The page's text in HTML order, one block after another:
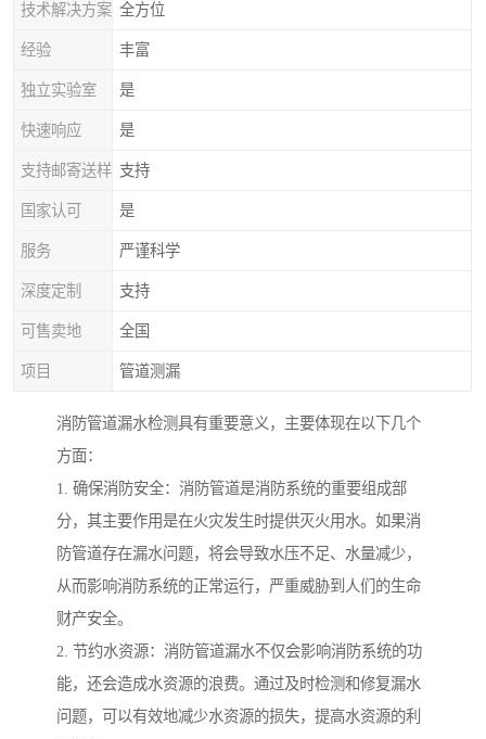
技术解决方案 全方位
经验 丰富
独立实验室 是
快速响应 是
支持邮寄送样 支持
国家认可 是
服务 严谨科学
深度定制 支持
可售卖地 全国
项目 管道测漏
消防管道漏水检测具有重要意义，主要体现在以下几个
方面：
1. 确保消防安全：消防管道是消防系统的重要组成部
分，其主要作用是在火灾发生时提供灭火用水。如果消
防管道存在漏水问题，将会导致水压不足、水量减少，
从而影响消防系统的正常运行，严重威胁到人们的生命
财产安全。
2. 节约水资源：消防管道漏水不仅会影响消防系统的功
能，还会造成水资源的浪费。通过及时检测和修复漏水
问题，可以有效地减少水资源的损失，提高水资源的利